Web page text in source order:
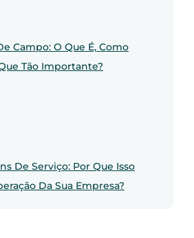
Campo: O Que É, Como
Tão Importante?
De Serviço: Por Que Isso
Da Sua Empresa?